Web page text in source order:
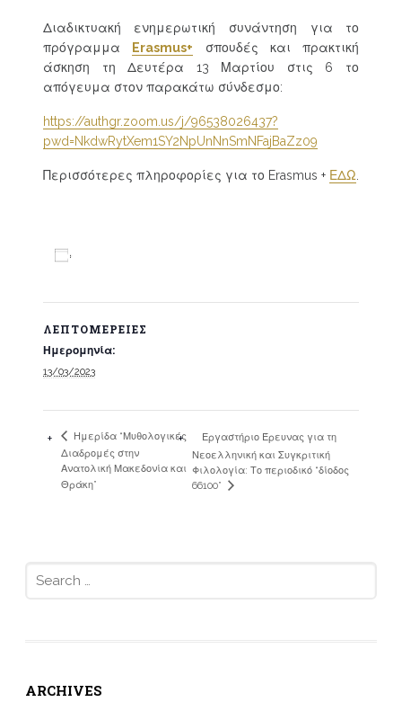
Διαδικτυακή ενημερωτική συνάντηση για το
πρόγραμμα
Erasmus+ σπουδές και πρακτική
άσκηση τη Δευτέρα 13 Μαρτίου στις 6 το
απόγευμα στον παρακάτω σύνδεσμο:
https://authgr.zoom.us/j/96538026437?
pwd=NkdwRytXem1SY2NpUnNnSmNFajBaZz09
Περισσότερες πληροφορίες για το Erasmus + ΕΔΩ
ΛΕΠΤΟΜΈΡΕΙΕΣ
Ημερομηνία:
13/03/2023
Ημερίδα “Μυθολογικές
Διαδρομές στην
Ανατολική Μακεδονία και
Θράκη”
Εργαστήριο Έρευνας για τη
Νεοελληνική και Συγκριτική
Φιλολογία: Το περιοδικό “δίοδος
66100”
ARCHIVES